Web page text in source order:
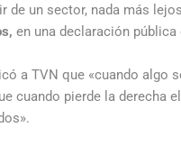
un sector, nada más
en una declaración
a TVN que «cuando algo
cuando pierde la derecha